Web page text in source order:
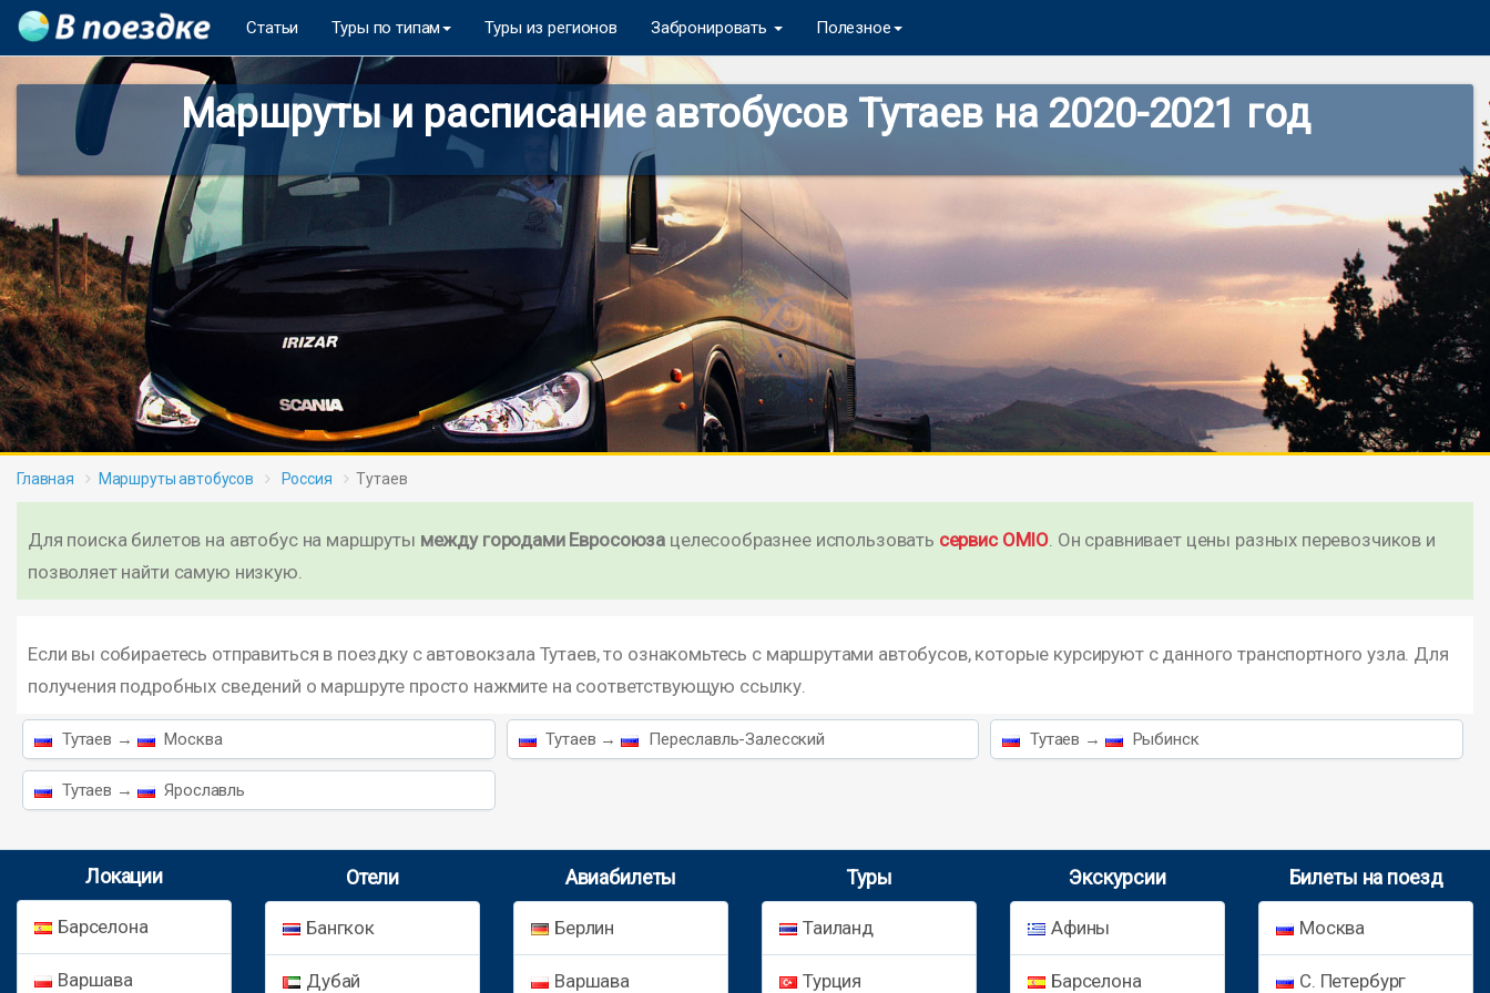
Статьи Туры по типам Туры из регионов Забронировать Полезное
Маршруты и расписание автобусов Тутаев на 2020-2021 год
Главная Маршруты автобусов Россия Тутаев
Для поиска билетов на автобус на маршруты между городами Евросоюза целесообразнее использовать сервис OMIO. Он сравнивает цены разных перевозчиков и
позволяет найти самую низкую.
Если вы собираетесь отправиться в поездку с автовокзала Тутаев, то ознакомьтесь с маршрутами автобусов, которые курсируют с данного транспортного узла. Для
получения подробных сведений о маршруте просто нажмите на соответствующую ссылку.
Тутаев → Москва Тутаев → Переславль-Залесский Тутаев → Рыбинск
Тутаев → Ярославль
Локации
Барселона
Варшава
Отели
Бангкок
Дубай
Авиабилеты
Берлин
Варшава
Туры
Таиланд
Турция
Экскурсии
Афины
Барселона
Билеты на поезд
Москва
С. Петербург